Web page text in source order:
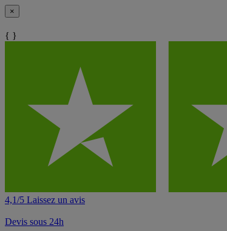
×
{ }
4,1/5 Laissez un avis
Devis sous 24h